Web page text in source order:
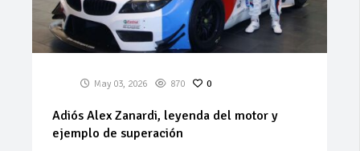
May 03, 2026 870 0
Adiós Alex Zanardi, leyenda del motor y
ejemplo de superación